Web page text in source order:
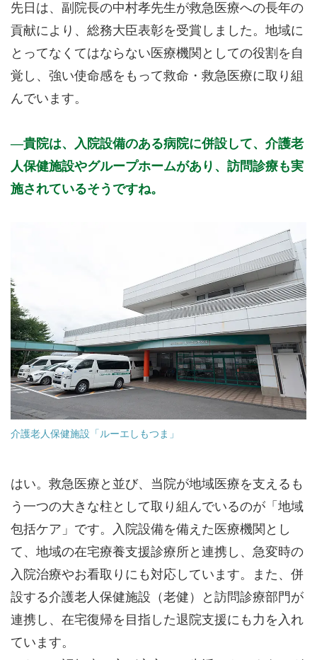
先日は、副院長の中村孝先生が救急医療への長年の
貢献により、総務大臣表彰を受賞しました。地域に
とってなくてはならない医療機関としての役割を自
覚し、強い使命感をもって救命・救急医療に取り組
んでいます。
貴院は、入院設備のある病院に併設して、介護老
人保健施設やグループホームがあり、訪問診療も実
施されているそうですね。
介護老人保健施設「ルーエしもつま」
はい。救急医療と並び、当院が地域医療を支えるも
う一つの大きな柱として取り組んでいるのが「地域
包括ケア」です。入院設備を備えた医療機関とし
て、地域の在宅療養支援診療所と連携し、急変時の
入院治療やお看取りにも対応しています。また、併
設する介護老人保健施設（老健）と訪問診療部門が
連携し、在宅復帰を目指した退院支援にも力を入れ
ています。